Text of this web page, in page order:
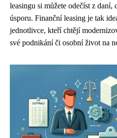
leasingu si můžete odečíst z
úsporu. Finanční leasing je tak
jednotlivce, kteří chtějí
své podnikání či osobní život na